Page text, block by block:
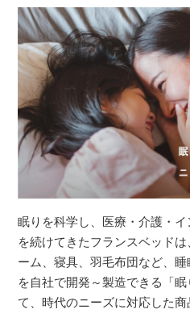
眠りを科学し、医療・介護・
を続けてきたフランスベッド
ーム、寝具、羽毛布団など、
を自社で開発～製造できる「
て、時代のニーズに対応した商